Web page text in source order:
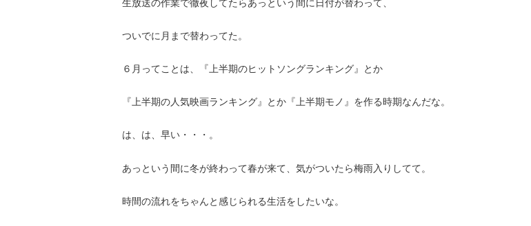
ついでに月まで替わってた。
６月ってことは、『上半期のヒットソングランキング』とか
『上半期の人気映画ランキング』とか『上半期モノ』を作る時期なんだな。
は、は、早い・・・。
あっという間に冬が終わって春が来て、気がついたら梅雨入りしてて。
時間の流れをちゃんと感じられる生活をしたいな。